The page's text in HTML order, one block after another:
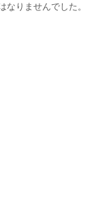
なりませんでした。